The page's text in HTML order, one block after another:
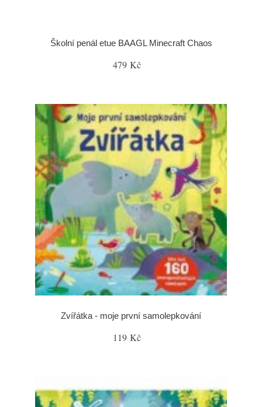
Školní penál etue BAAGL Minecraft Chaos
479 Kč
Zvířátka - moje první samolepkování
119 Kč